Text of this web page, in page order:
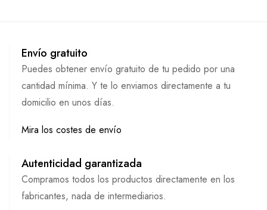
Envío gratuito
Puedes obtener envío gratuito de tu pedido por una
cantidad mínima. Y te lo enviamos directamente a tu
domicilio en unos días.
Mira los costes de envío
Autenticidad garantizada
Compramos todos los productos directamente en los
fabricantes, nada de intermediarios.